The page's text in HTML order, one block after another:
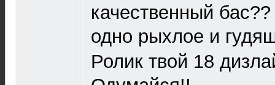
качественный
одно рыхлое и
Ролик твой 18